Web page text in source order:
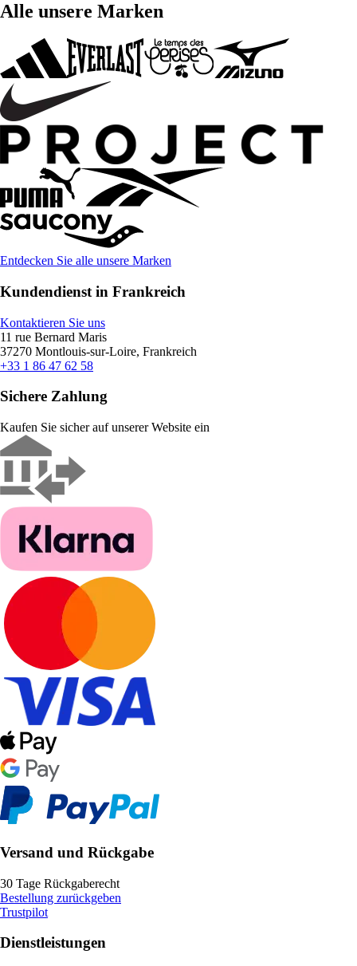
Alle unsere Marken
Entdecken Sie alle unsere Marken
Kundendienst in Frankreich
Kontaktieren Sie uns
11 rue Bernard Maris
37270 Montlouis-sur-Loire, Frankreich
+33 1 86 47 62 58
Sichere Zahlung
Kaufen Sie sicher auf unserer Website ein
Versand und Rückgabe
30 Tage Rückgaberecht
Bestellung zurückgeben
Trustpilot
Dienstleistungen